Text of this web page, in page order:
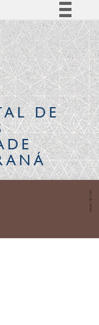
BR
Participe
à informação
Legislação
CanaisDE